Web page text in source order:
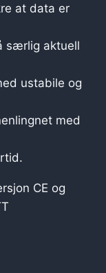
at data er
særlig aktuell
ustabile og
med
CE og